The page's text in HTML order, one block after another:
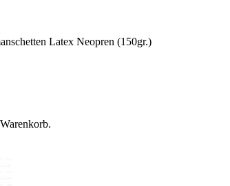
Latex Neopren (150gr.)